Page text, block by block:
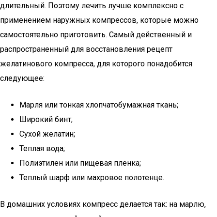
длительный. Поэтому лечить лучше комплексно с
применением наружных компрессов, которые можно
самостоятельно приготовить. Самый действенный и
распространенный для восстановления рецепт
желатинового компресса, для которого понадобится
следующее:
Марля или тонкая хлопчатобумажная ткань;
Широкий бинт;
Сухой желатин;
Теплая вода;
Полиэтилен или пищевая пленка;
Теплый шарф или махровое полотенце.
В домашних условиях компресс делается так: на марлю,